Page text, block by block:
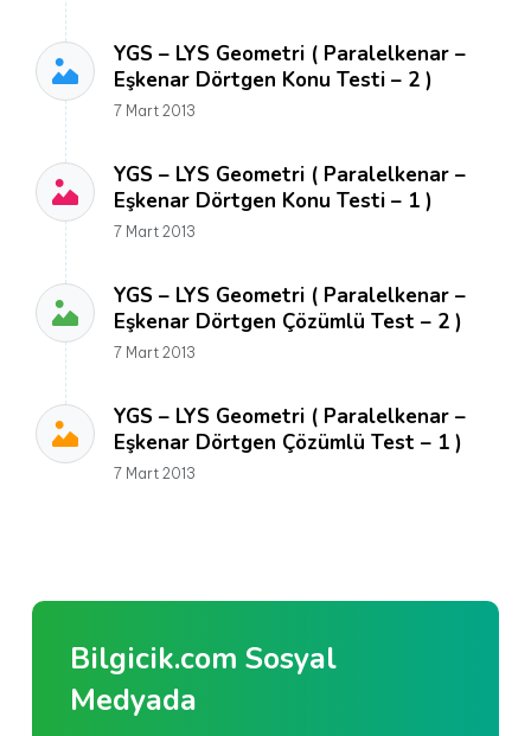
YGS – LYS Geometri ( Paralelkenar –
Eşkenar Dörtgen Konu Testi – 2 )
7 Mart 2013
YGS – LYS Geometri ( Paralelkenar –
Eşkenar Dörtgen Konu Testi – 1 )
7 Mart 2013
YGS – LYS Geometri ( Paralelkenar –
Eşkenar Dörtgen Çözümlü Test – 2 )
7 Mart 2013
YGS – LYS Geometri ( Paralelkenar –
Eşkenar Dörtgen Çözümlü Test – 1 )
7 Mart 2013
Bilgicik.com Sosyal
Medyada